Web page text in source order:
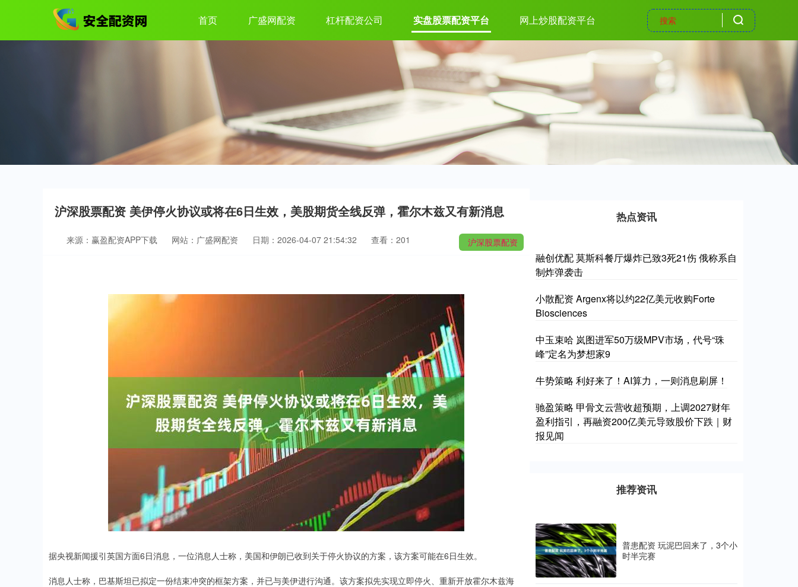
首页 广盛网配资 杠杆配资公司 实盘股票配资平台 网上炒股配资平台
沪深股票配资 美伊停火协议或将在6日生效，美股期货全线反弹，霍尔木兹又有新消息
沪深股票配资
来源：赢盈配资APP下载 网站：广盛网配资 日期：2026-04-07 21:54:32 查看：201
据央视新闻援引英国方面6日消息，一位消息人士称，美国和伊朗已收到关于停火协议的方案，该方案可能在6日生效。
消息人士称，巴基斯坦已拟定一份结束冲突的框架方案，并已与美伊进行沟通。该方案拟先实现立即停火、重新开放霍尔木兹海
热点资讯
融创优配 莫斯科餐厅爆炸已致3死21伤 俄称系自
制炸弹袭击
小散配资 Argenx将以约22亿美元收购Forte
Biosciences
中玉束哈 岚图进军50万级MPV市场，代号“珠
峰”定名为梦想家9
牛势策略 利好来了！AI算力，一则消息刷屏！
驰盈策略 甲骨文云营收超预期，上调2027财年
盈利指引，再融资200亿美元导致股价下跌｜财
报见闻
推荐资讯
普患配资 玩泥巴回来了，3个小
时半完赛